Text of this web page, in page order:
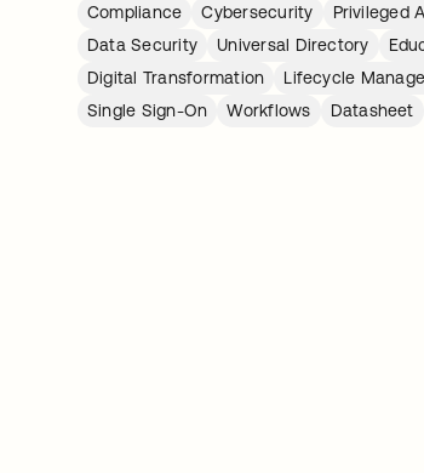
Compliance
Cybersecurity Privileged
Data Security
Universal Directory
Digital Transformation
Lifecycle
Single Sign-On
Workflows Datasheet